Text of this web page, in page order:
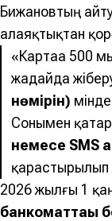
Бижановтың
алаяқтықтан
«Картаға 500
жағдайда
нөмірін)
Сонымен
немесе SMS
2026 жылғы 1
банкоматтағы